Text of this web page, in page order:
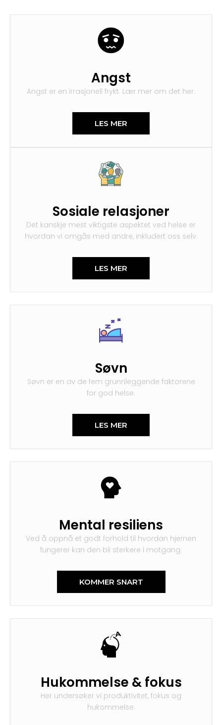
Angst
Angst er en irrasjonell frykt. Lær mer om det her.
LES MER
Sosiale relasjoner
Det kanskje mest viktigste aspektet ved helse er
hvordan vi omgås med andre, inkludert oss selv.
LES MER
Søvn
Søvn er en av de fem grunnleggende faktorene
for god helse.
LES MER
Mental resiliens
Ved å oppnå et godt forhold til hvordan hjernen
fungerer kan den bli sterkere i motgang.
KOMMER SNART
Hukommelse & fokus
Her undersøker vi produktivitet, fokus og
hukommelse.